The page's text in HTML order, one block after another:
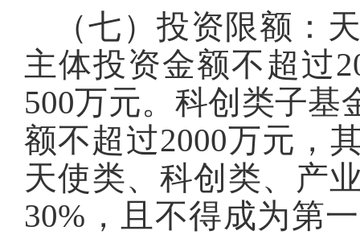
（七）投资限额：
主体投资金额不超过
500万元。科创类子基
额不超过2000万元，
天使类、科创类、产
30%，且不得成为第